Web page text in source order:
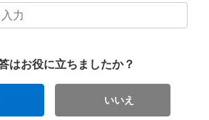
はお役に立ちましたか？
いいえ